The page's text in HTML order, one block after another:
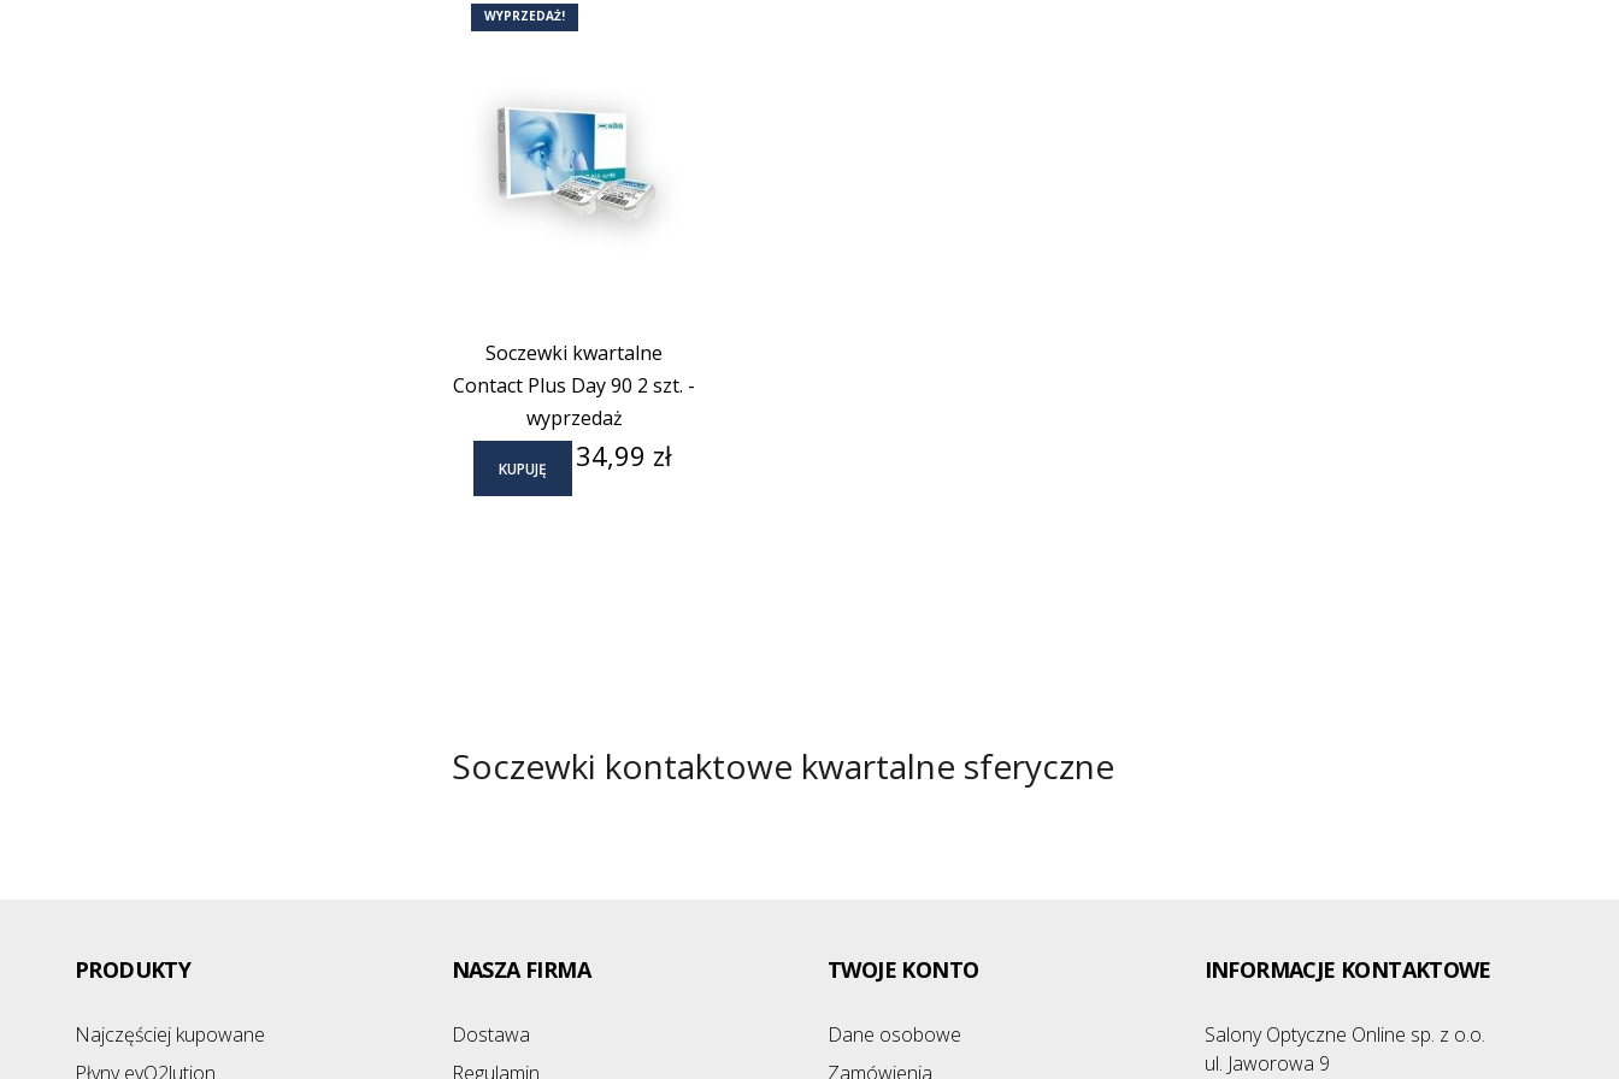
Soczewki kwartalne
Contact Plus Day 90 2 szt. -
wyprzedaż
KUPUJĘ Cena
34,99 zł
WYPRZEDAŻ!
Soczewki kontaktowe kwartalne sferyczne
PRODUKTY
Najczęściej kupowane
Płyny evO2lution
NASZA FIRMA
Dostawa
Regulamin
TWOJE KONTO
Dane osobowe
Zamówienia
INFORMACJE KONTAKTOWE
Salony Optyczne Online sp. z o.o.
ul. Jaworowa 9